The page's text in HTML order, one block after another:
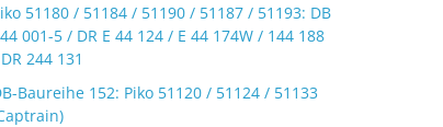
51180 / 51184 / 51190 / 51187 / 51193: DB
001-5 / DR E 44 124 / E 44 174W / 144 188
244 131
Baureihe 152: Piko 51120 / 51124 / 51133